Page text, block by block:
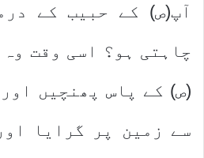
آپ(ص) کے حبیب کے
چاہتی ہو؟ اسی وقت
(ص) کے پاس پھنچیں
سے زمین پر گرایا